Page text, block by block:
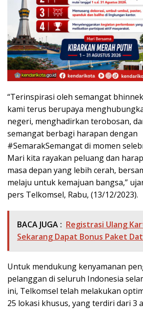
“Terinspirasi oleh semangat
kami terus berupaya
negeri, menghadirkan terobosan,
semangat berbagi harapan dengan
#SemarakSemangat di momen
Mari kita rayakan peluang dan
masa depan yang lebih cerah,
melaju untuk kemajuan bangsa,”
pers Telkomsel, Rabu, (13/12/2023).
BACA JUGA : Registrasi Ulang
Sekarang Dapat Bonus Paket
Untuk mendukung kenyamanan
pelanggan di seluruh Indonesia
ini, Telkomsel telah melakukan
25 lokasi khusus, yang terdiri dari 3